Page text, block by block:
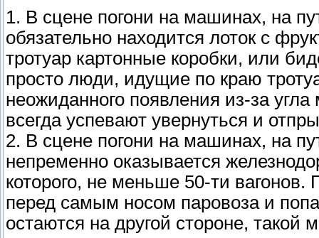
1. В сцене погони на машинах, на
обязательно находится лоток с
тротуар картонные коробки, или
просто люди, идущие по краю
неожиданного появления из-за
всегда успевают увернуться и
2. В сцене погони на машинах, на
непременно оказывается
которого, не меньше 50-ти вагонов.
перед самым носом паровоза и
остаются на другой стороне, такой